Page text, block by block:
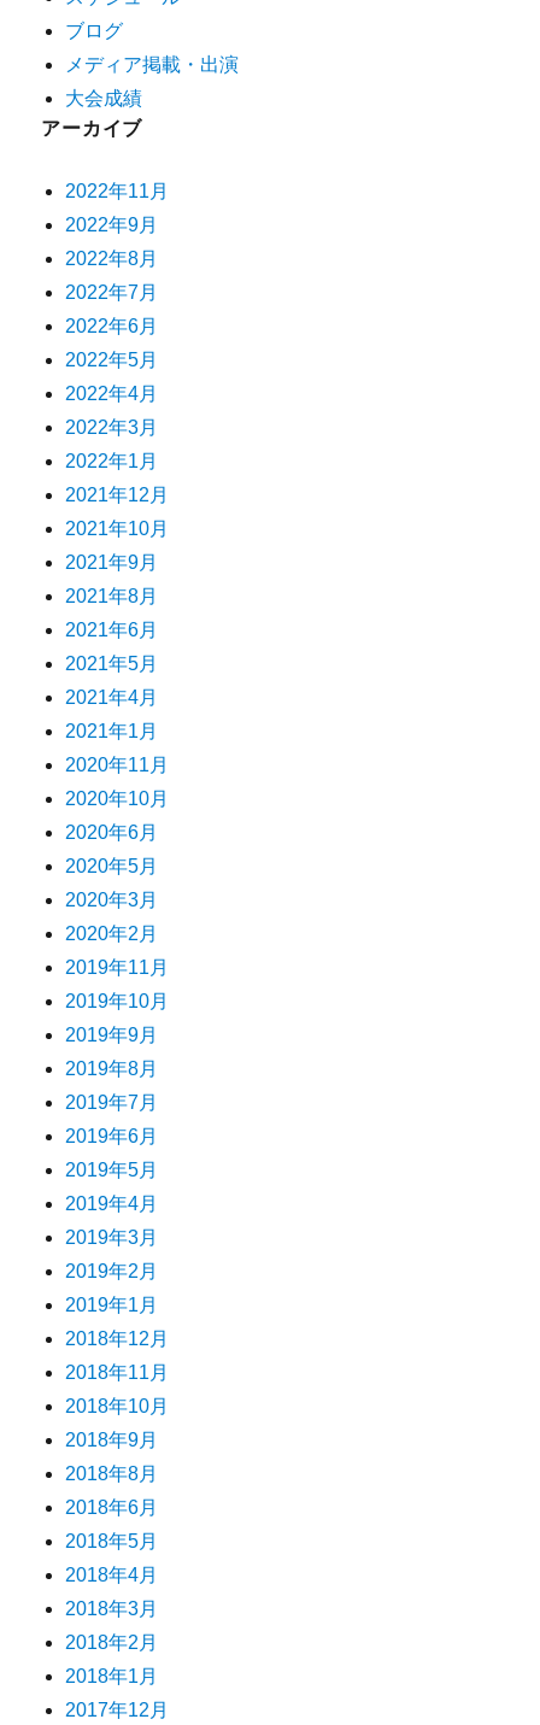
ブログ
メディア掲載・出演
大会成績
アーカイブ
2022年11月
2022年9月
2022年8月
2022年7月
2022年6月
2022年5月
2022年4月
2022年3月
2022年1月
2021年12月
2021年10月
2021年9月
2021年8月
2021年6月
2021年5月
2021年4月
2021年1月
2020年11月
2020年10月
2020年6月
2020年5月
2020年3月
2020年2月
2019年11月
2019年10月
2019年9月
2019年8月
2019年7月
2019年6月
2019年5月
2019年4月
2019年3月
2019年2月
2019年1月
2018年12月
2018年11月
2018年10月
2018年9月
2018年8月
2018年6月
2018年5月
2018年4月
2018年3月
2018年2月
2018年1月
2017年12月